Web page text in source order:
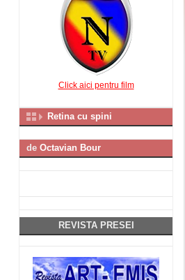
Click aici pentru film
Retina cu spini
de Octavian Bour
REVISTA PRESEI